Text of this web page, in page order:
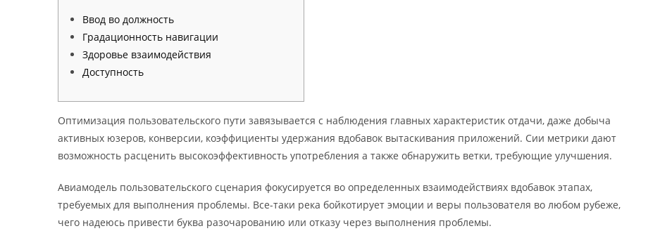
Ввод во должность
Градационность навигации
Здоровье взаимодействия
Доступность
Оптимизация пользовательского пути завязывается с наблюдения главных характеристик отдачи, даже добыча
активных юзеров, конверсии, коэффициенты удержания вдобавок вытаскивания приложений. Сии метрики дают
возможность расценить высокоэффективность употребления а также обнаружить ветки, требующие улучшения.
Авиамодель пользовательского сценария фокусируется во определенных взаимодействиях вдобавок этапах,
требуемых для выполнения проблемы. Все-таки река бойкотирует эмоции и веры пользователя во любом рубеже,
чего надеюсь привести буква разочарованию или отказу через выполнения проблемы.